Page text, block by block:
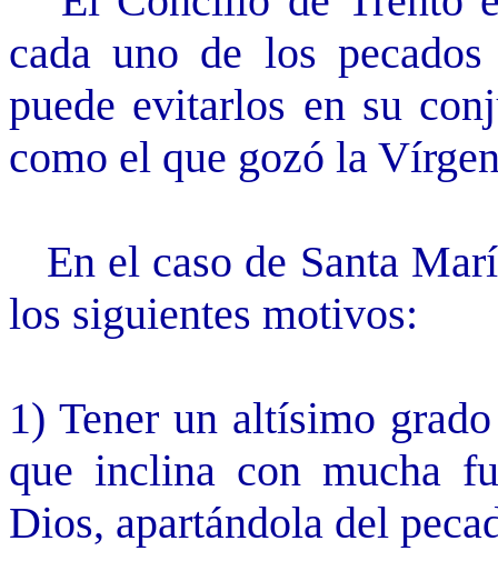
cada uno de los
puede evitarlos en su
como el que gozó la
En el caso de Santa
los siguientes motivos:
1) Tener un altísimo
que inclina con mucha
Dios, apartándola del